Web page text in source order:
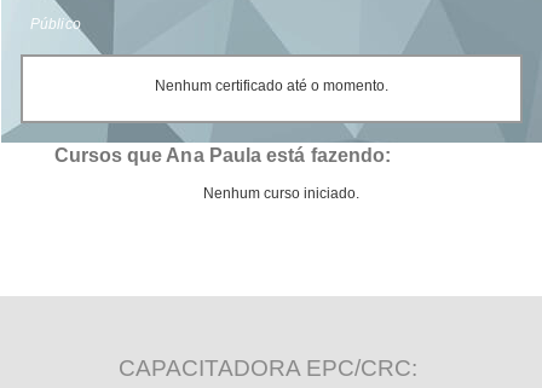
Público
Nenhum certificado até o momento.
Cursos que Ana Paula está fazendo:
Nenhum curso iniciado.
CAPACITADORA EPC/CRC: